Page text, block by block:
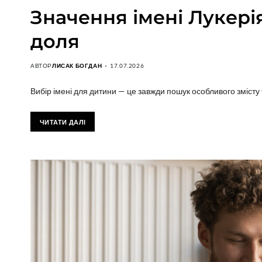
Значення імені
доля
АВТОРЛИСАК БОГДАН 17.07.2026
Вибір імені для дитини — це завжди пошук особливого
ЧИТАТИ ДАЛІ